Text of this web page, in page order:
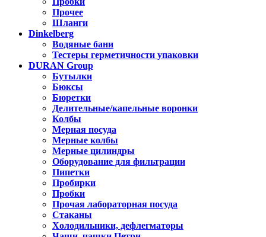
Прочее
Шланги
Dinkelberg
Водяные бани
Тестеры герметичности упаковки
DURAN Group
Бутылки
Бюксы
Бюретки
Делительные/капельные воронки
Колбы
Мерная посуда
Мерные колбы
Мерные цилиндры
Оборудование для фильтрации
Пипетки
Пробирки
Пробки
Прочая лабораторная посуда
Стаканы
Холодильники, дефлегматоры